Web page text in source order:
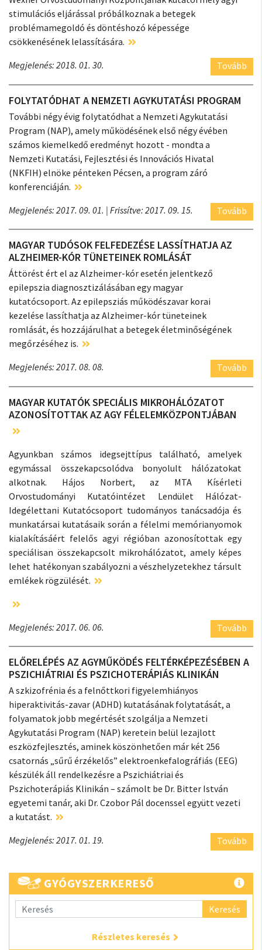
stimulációs eljárással próbálkoznak a betegek
problémamegoldó és döntéshozó képessége
csökkenésének lelassítására.
Megjelenés: 2018. 01. 30.
Tovább
FOLYTATÓDHAT A NEMZETI AGYKUTATÁSI PROGRAM
További négy évig folytatódhat a Nemzeti Agykutatási
Program (NAP), amely működésének első négy évében
számos kiemelkedő eredményt hozott - mondta a
Nemzeti Kutatási, Fejlesztési és Innovációs Hivatal
(NKFIH) elnöke pénteken Pécsen, a program záró
konferenciáján.
Megjelenés: 2017. 09. 01. | Frissítve: 2017. 09. 15. Tovább
MAGYAR TUDÓSOK FELFEDEZÉSE LASSÍTHATJA AZ
ALZHEIMER-KÓR TÜNETEINEK ROMLÁSÁT
Áttörést ért el az Alzheimer-kór esetén jelentkező
epilepszia diagnosztizálásában egy magyar
kutatócsoport. Az epilepsziás működészavar korai
kezelése lassíthatja az Alzheimer-kór tüneteinek
romlását, és hozzájárulhat a betegek életminőségének
megőrzéséhez is.
Megjelenés: 2017. 08. 08.
Tovább
MAGYAR KUTATÓK SPECIÁLIS MIKROHÁLÓZATOT
AZONOSÍTOTTAK AZ AGY FÉLELEMKÖZPONTJÁBAN
Agyunkban számos idegsejttípus található, amelyek
egymással összekapcsolódva bonyolult hálózatokat
alkotnak. Hájos Norbert, az MTA Kísérleti
Orvostudományi Kutatóintézet Lendület Hálózat-
Idegélettani Kutatócsoport tudományos tanácsadója és
munkatársai kutatásaik során a félelmi memórianyomok
kialakításáért felelős agyi régióban azonosítottak egy
speciálisan összekapcsolt mikrohálózatot, amely képes
lehet hatékonyan szabályozni a vészhelyzetekhez társult
emlékek rögzülését.
Megjelenés: 2017. 06. 06. Tovább
ELŐRELÉPÉS AZ AGYMŰKÖDÉS FELTÉRKÉPEZÉSÉBEN A
PSZICHIÁTRIAI ÉS PSZICHOTERÁPIÁS KLINIKÁN
A szkizofrénia és a felnőttkori figyelemhiányos
hiperaktivitás-zavar (ADHD) kutatásának folytatását, a
folyamatok jobb megértését szolgálja a Nemzeti
Agykutatási Program (NAP) keretein belül lezajlott
eszközfejlesztés, aminek köszönhetően már két 256
csatornás „sűrű érzékelős” elektroenkefalográfiás (EEG)
készülék áll rendelkezésre a Pszichiátriai és
Pszichoterápiás Klinikán – számolt be Dr. Bitter István
egyetemi tanár, aki Dr. Czobor Pál docenssel együtt vezeti
a kutatást.
Megjelenés: 2017. 01. 19.
Tovább
GYÓGYSZERKERESŐ
Keresés
Részletes keresés